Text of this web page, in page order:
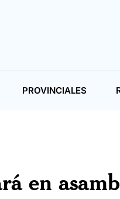
PROVINCIALES
en